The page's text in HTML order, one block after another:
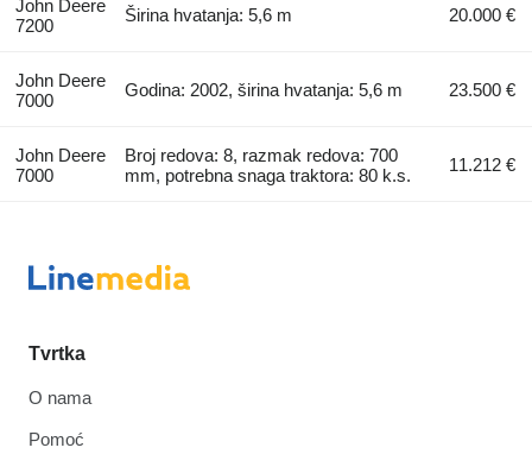
John Deere
7200
Širina hvatanja: 5,6 m 20.000 €
John Deere
7000
Godina: 2002, širina hvatanja: 5,6 m 23.500 €
John Deere
7000
Broj redova: 8, razmak redova: 700
mm, potrebna snaga traktora: 80 k.s.
11.212 €
Tvrtka
O nama
Pomoć